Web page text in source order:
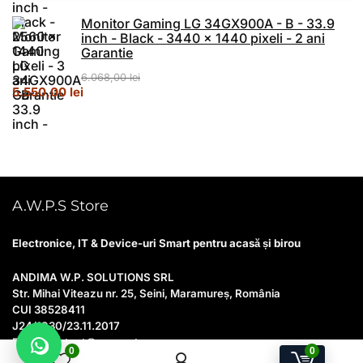
0 0
Monitor Gaming LG 34GX900A - B - 33.9
inch - Black - 3440 x 1440 pixeli - 2 ani
Garantie
6.068,00lei
Prețul inițial a fost: 6.068,00 lei.
5.550,00 leiPrețul curent este: 5.550,00 lei.
A.W.P.S Store
Electronice, IT & Device-uri Smart pentru acasă și birou
ANDIMA W.P. SOLUTIONS SRL
Str. Mihai Viteazu nr. 25, Seini, Maramureș, România
CUI 38528411
J24/1930/23.11.2017
Email:contact@awps-store.ro
Program suport: Luni–Vineri, 09:00–17:00